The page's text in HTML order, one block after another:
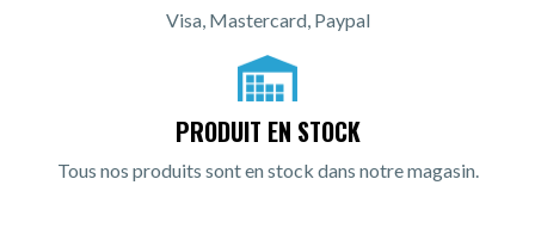
Visa, Mastercard, Paypal
PRODUIT EN STOCK
Tous nos produits sont en stock dans notre magasin.